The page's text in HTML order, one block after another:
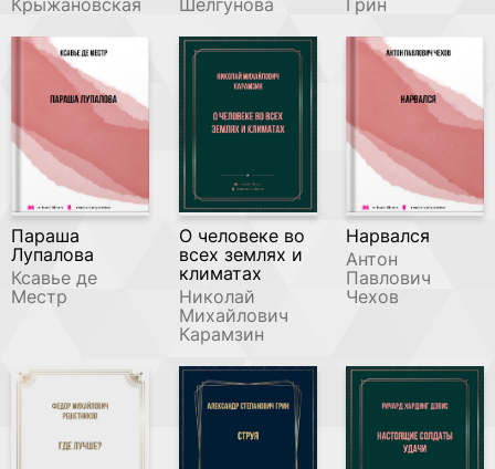
Крыжановская Шелгунова Грин
Параша
Лупалова
Ксавье де
Местр
О человеке во
всех землях и
климатах
Николай
Михайлович
Карамзин
Нарвался
Антон
Павлович
Чехов